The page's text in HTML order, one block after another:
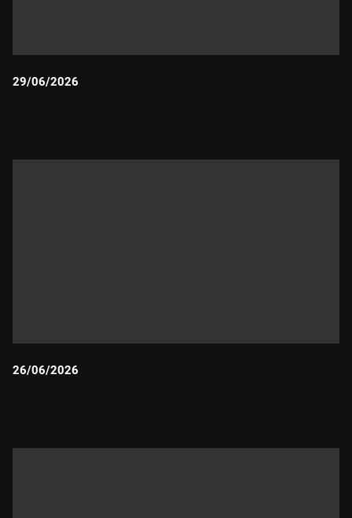
29/06/2026
26/06/2026